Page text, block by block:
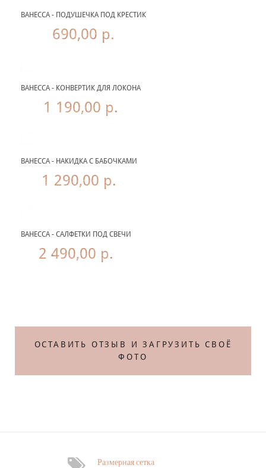
ВАНЕССА - ПОДУШЕЧКА ПОД КРЕСТИК
690,00 р.
ВАНЕССА - КОНВЕРТИК ДЛЯ ЛОКОНА
1 190,00 р.
ВАНЕССА - НАКИДКА С БАБОЧКАМИ
1 290,00 р.
ВАНЕССА - САЛФЕТКИ ПОД СВЕЧИ
2 490,00 р.
ОСТАВИТЬ ОТЗЫВ И ЗАГРУЗИТЬ СВОЁ
ФОТО
Размерная сетка